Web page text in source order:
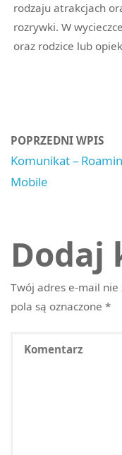
rodzaju atrakcjach
rozrywki. W
oraz rodzice lub
POPRZEDNI WPIS
Komunikat –
Mobile
Dodaj
Twój adres e-mail
pola są oznaczone*